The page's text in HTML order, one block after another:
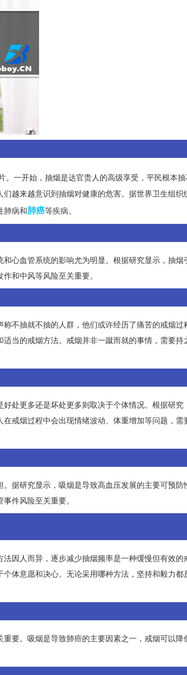
一开始，抽烟是达官贵人的高级享受，平民根本
越来越意识到抽烟对健康的危害。据世界卫生组织
肺病和肺癌等疾病。
心血管系统的影响尤为明显。根据研究显示，抽烟
和中风等风险至关重要。
不抽就不抽的人群，他们或许经历了痛苦的戒烟过
当的戒烟方法。戒烟并非一蹴而就的事情，需要持
处更多还是坏处更多则取决于个体情况。根据研究
戒烟过程中会出现情绪波动、体重增加等问题，需
据研究显示，吸烟是导致高血压发展的主要可预防
件风险至关重要。
因人而异，逐步减少抽烟频率是一种缓慢但有效的
体意愿和决心。无论采用哪种方法，坚持和毅力都
要。吸烟是导致肺癌的主要因素之一，戒烟可以降